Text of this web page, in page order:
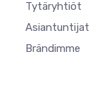
Tytäryhtiöt
Asiantuntijat
Brändimme